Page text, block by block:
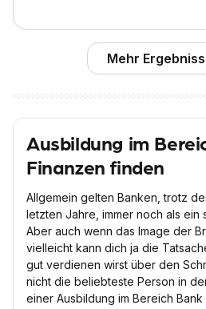
Mehr
Ausbildung im
Finanzen finden
Allgemein gelten Banken, trotz
letzten Jahre, immer noch als ein
Aber auch wenn das Image der
vielleicht kann dich ja die
gut verdienen wirst über den
nicht die beliebteste Person in
einer Ausbildung im Bereich